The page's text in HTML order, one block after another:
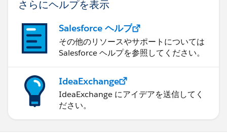
さらにヘルプを表示
Salesforce ヘルプ
その他のリソースやサポートについては
Salesforce ヘルプを参照してください。
IdeaExchange
IdeaExchange にアイデアを送信してく
ださい。